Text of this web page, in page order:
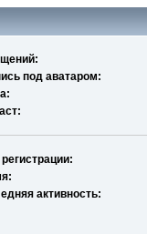
под аватаром:
активность: